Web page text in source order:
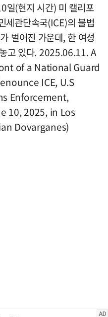
일(현지 시간) 미 캘리포
세관단속국(ICE)의 불법
벌어진 가운데, 한 여성
고 있다. 2025.06.11. A
of a National Guard
ICE, U.S
Enforcement,
10, 2025, in Los
Dovarganes)